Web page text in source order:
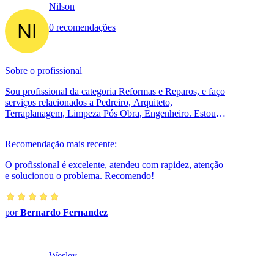
Nilson
0 recomendações
Sobre o profissional
Sou profissional da categoria Reformas e Reparos, e faço
serviços relacionados a Pedreiro, Arquiteto,
Terraplanagem, Limpeza Pós Obra, Engenheiro. Estou
Recomendação mais recente:
O profissional é excelente, atendeu com rapidez, atenção
e solucionou o problema. Recomendo!
porBernardo Fernandez